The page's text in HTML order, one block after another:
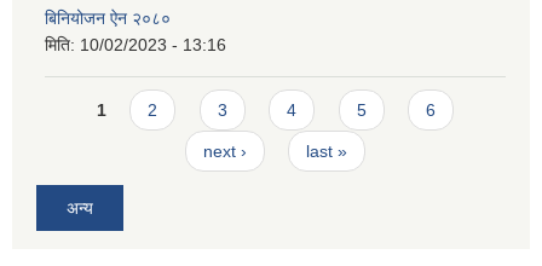
बिनियोजन ऐन २०८०
मिति: 10/02/2023 - 13:16
Pages
1 2 3 4 5 6
next › last »
अन्य